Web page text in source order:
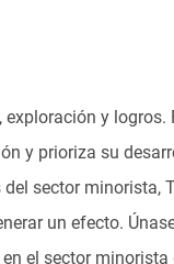
y
y prioriza su
sector minorista,
un efecto.
el sector minorista